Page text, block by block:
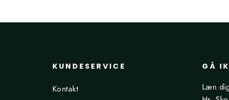
KUNDESERVICE
Kontakt
GÅ
Læn